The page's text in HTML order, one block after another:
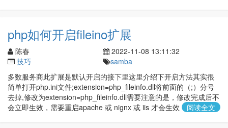
php如何开启fileino扩展
陈春
2022-11-08 13:11:32
技巧
samba
多数服务商此扩展是默认开启的接下里这里介绍下开启方法其实很
简单打开php.ini文件;extension=php_fileinfo.dll将前面的（;）分号
去掉,修改为extension=php_fileinfo.dll需要注意的是，修改完成后不
会立即生效，需要重启apache 或 nignx 或 iis 才会生效
阅读全文